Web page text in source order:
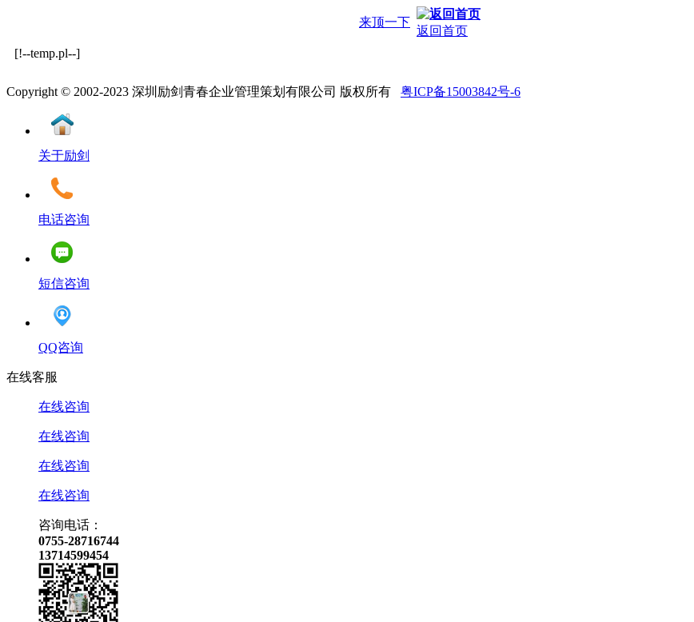
来顶一下
返回首页
[!--temp.pl--]
Copyright © 2002-2023 深圳励剑青春企业管理策划有限公司 版权所有 粤ICP备15003842号-6
关于励剑
电话咨询
短信咨询
QQ咨询
在线客服
在线咨询
在线咨询
在线咨询
在线咨询
咨询电话：
0755-28716744
13714599454